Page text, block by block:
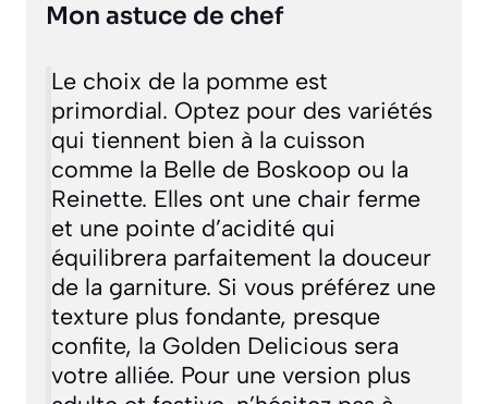
Mon astuce de chef
Le choix de la pomme est
primordial. Optez pour des variétés
qui tiennent bien à la cuisson
comme la Belle de Boskoop ou la
Reinette. Elles ont une chair ferme
et une pointe d’acidité qui
équilibrera parfaitement la douceur
de la garniture. Si vous préférez une
texture plus fondante, presque
confite, la Golden Delicious sera
votre alliée. Pour une version plus